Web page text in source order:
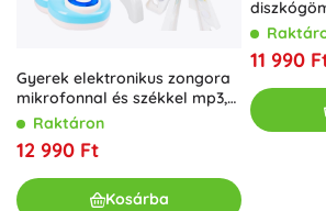
Gyerek elektronikus zongora
mikrofonnal és székkel mp3,
kékRaktáron
12 990 Ft
Kosárba
11 990